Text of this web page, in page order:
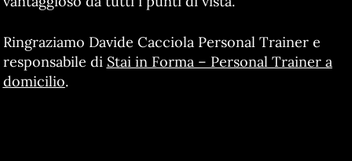
Ringraziamo Davide Cacciola Personal Trainer e
responsabile di Stai in Forma – Personal Trainer a
domicilio.